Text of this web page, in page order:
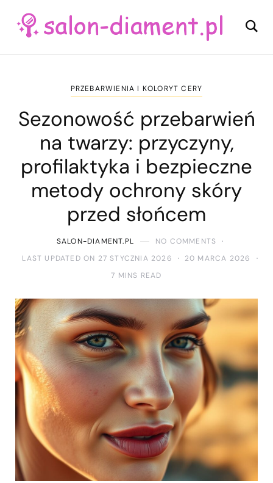
PRZEBARWIENIA I KOLORYT CERY
Sezonowość przebarwień
na twarzy: przyczyny,
profilaktyka i bezpieczne
metody ochrony skóry
przed słońcem
SALON-DIAMENT.PL
NO COMMENTS
LAST UPDATED ON 27 STYCZNIA 2026
20 MARCA 2026
7 MINS READ